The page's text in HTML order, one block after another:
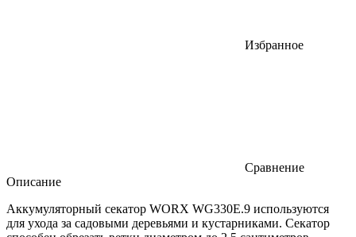
Избранное
Сравнение
Описание
Аккумуляторный секатор WORX WG330E.9 используются
для ухода за садовыми деревьями и кустарниками. Секатор